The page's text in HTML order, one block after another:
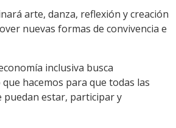
Link
arte, danza, reflexión y creación
nuevas formas de convivencia e
inclusiva busca
hacemos para que todas las
puedan estar, participar y